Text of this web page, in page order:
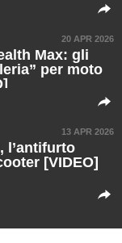
20 APR 2026
Max: gli
per moto
13 APR 2026
l’antifurto
[VIDEO]